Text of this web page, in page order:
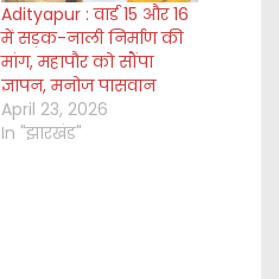
Adityapur : वार्ड 15 और 16
में सड़क-नाली निर्माण की
मांग, महापौर को सौंपा
ज्ञापन, मनोज पासवान
April 23, 2026
In "झारखंड"